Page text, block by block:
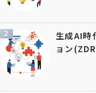
2
生成AI時
ョン